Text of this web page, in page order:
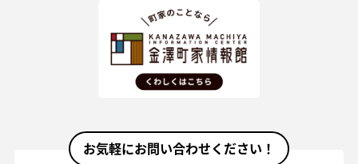
お気軽にお問い合わせください！